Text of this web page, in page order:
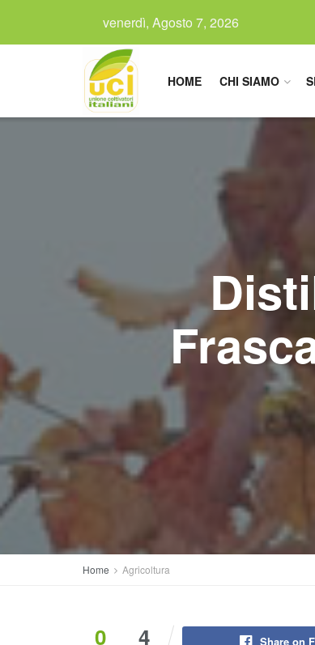
venerdì, Agosto 7, 2026
HOME CHI SIAMO
Home Agricoltura
0 4 Share on